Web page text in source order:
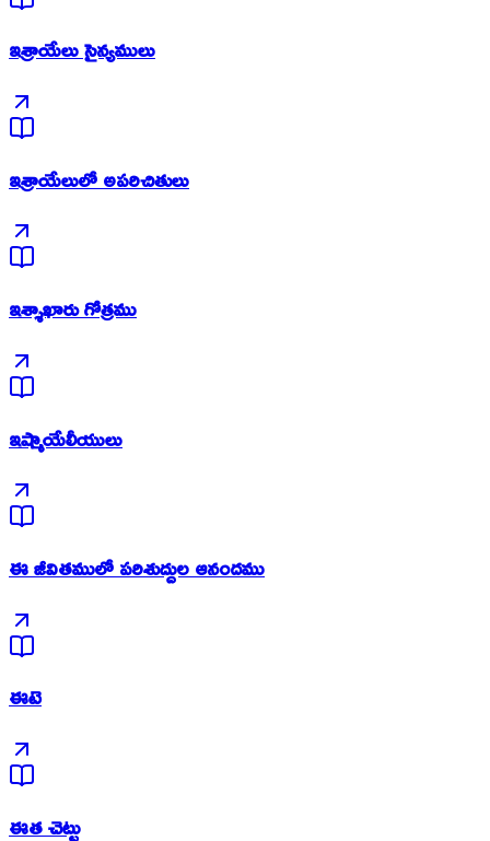
ఇశ్రాయేలు సైన్యములు
ఇశ్రాయేలులో అపరిచితులు
ఇశ్శాఖారు గోత్రము
ఇష్మాయేలీయులు
ఈ జీవితములో పరిశుద్దుల ఆనందము
ఈటె
ఈత చెట్టు